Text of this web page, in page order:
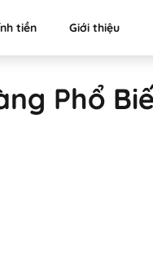
tiền Giới thiệu
Phổ